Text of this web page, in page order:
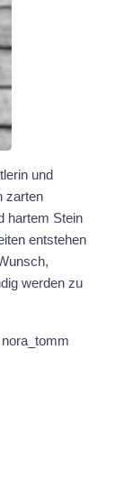
und
zarten
hartem Stein
entstehen
werden zu